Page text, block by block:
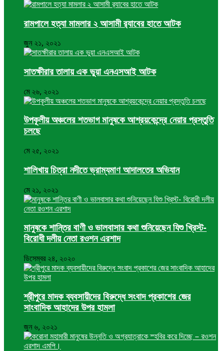
রামপালে হত্যা মামলার ২ আসামী র‍্যাবের হাতে আটক
জুন ২১, ২০২১
সাতক্ষীরার তালায় এক ভুয়া এনএসআই আটক
মে ২৬, ২০২১
উপকূলীয় অঞ্চলের শতভাগ মানুষকে আশ্রয়কেন্দ্রে নেয়ার প্রস্তুতি
চলছে
মে ২৫, ২০২১
শালিখায় চিত্রা নদীতে ভ্রাম্যমাণ আদালতের অভিযান
মে ২১, ২০২১
মানুষকে শান্তির বাণী ও ভালবাসার কথা শুনিয়েছেন যিশু খ্রিস্ট-
বিরোধী দলীয় নেতা রওশন এরশাদ
ডিসেম্বর ২৪, ২০২০
শ্রীপুরে মাদক ব্যবসায়ীদের বিরুদ্ধে সংবাদ প্রকাশের জের
সাংবাদিক আহাদের উপর হামলা
জুন ৬, ২০২১